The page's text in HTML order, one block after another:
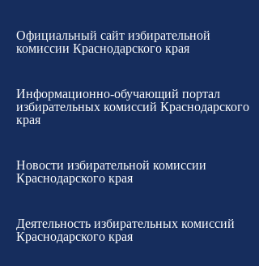
Официальный сайт избирательной
комиссии Краснодарского края
Информационно-обучающий портал
избирательных комиссий Краснодарского
края
Новости избирательной комиссии
Краснодарского края
Деятельность избирательных комиссий
Краснодарского края